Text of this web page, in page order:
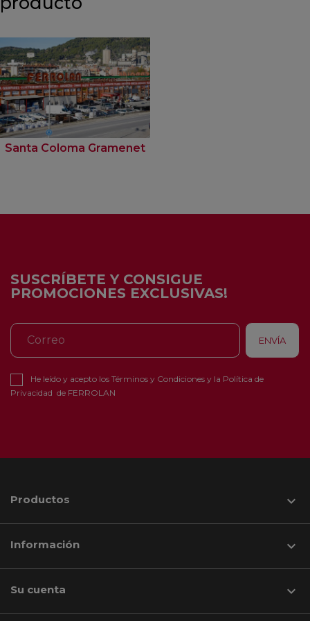
Santa Coloma Gramenet
SUSCRÍBETE Y CONSIGUE
PROMOCIONES EXCLUSIVAS!
He leído y acepto los Términos y Condiciones y la Política de
Privacidad de FERROLAN
Productos 
Información 
Su cuenta 